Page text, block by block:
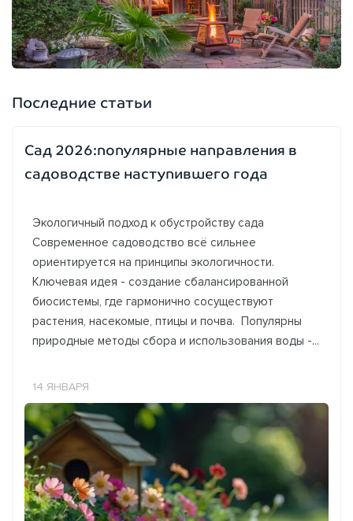
Последние статьи
Сад 2026:популярные направления в
садоводстве наступившего года
Экологичный подход к обустройству сада
Современное садоводство всё сильнее
ориентируется на принципы экологичности.
Ключевая идея - создание сбалансированной
биосистемы, где гармонично сосуществуют
растения, насекомые, птицы и почва. Популярны
природные методы сбора и использования воды -...
14 ЯНВАРЯ